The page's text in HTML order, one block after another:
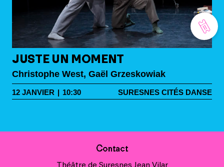
JUSTE UN MOMENT
Christophe West, Gaël Grzeskowiak
12 JANVIER | 10:30 SURESNES CITÉS DANSE
Contact